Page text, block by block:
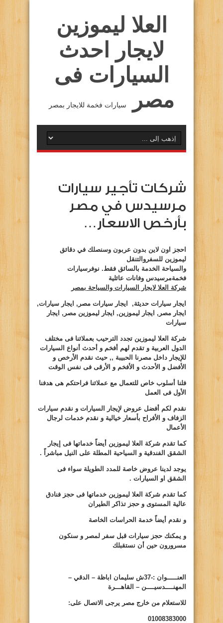
العلا ليموزين
لايجار احدث
السيارات فى
مصر
سيارات فخمة للايجار بمصر
شركات تأجير سيارات
مرسيدس في مصر
بأرخص الاسعار…
احجز اون لاين بدون عربون وسنصلك في دقائق
ليموزين للسفروالتنقل
والسياحة الخدمة بالسائق فقط. نوفرسيارات
فخمةمرسيدس وفانات عائلية
شركة العلا لايجار السيارات والسياحة بمصر
ايجار سيارات حديثة, ايجار سيارات مصر, ايجار سيارات,
ايجار مصر, ايجار ليموزين, ايجار ليموزين مصر, ايجار
سيارات
شركة العلا ليموزين تجدد الترحيب بعملائنا فى مختلف
الدول العربية و تقدم لهم أفخم و أحدث أنواع السيارات
للإيجار داخل مصرنا الحبيبة ,, حيث نقدم الأرخص و
الأفضل و الأحدث و الأفخم و الأرقى فى نفس الوقت
فلنا أسلوب خاص للتعمال مع عملائنا فراحتكم هى هدفنا
الأول فى العمل
نقدم لكم أفضل عروض لإيجار السيارات و نقدم سيارات
الزفاف و الأفراح بأسعار خيالية و نقدم خدمات لرجال
الأعمال
كما تقدم شركة العلا ليموزين أيضاً خدماتها فى إيجار
الشقق الفندقية و السياحية المطلة على النيل مباشراً .
يوجد لدينا عروض خاصة للمدد الطويلة سواء فى
الشقق او السيارات .
كما تقدم شركة العلا ليموزين خدماتها فى حجز فنادق
عالية المستوى و حجز تذاكر
الطيران
و نقدم أيضاً خدمة الحراسات الخاصة
و يمكنك حجز سيارات قبل سفر لمصر و سنكون
مسرورون حين أن نستقبلك
العنـــــوان :-37ش سليمان اباظة – الدقي –
المهنــــدسيــــن – القاهـــرة
للاستعلام من خارج مصر يرجى الاتصال على:
01008383000